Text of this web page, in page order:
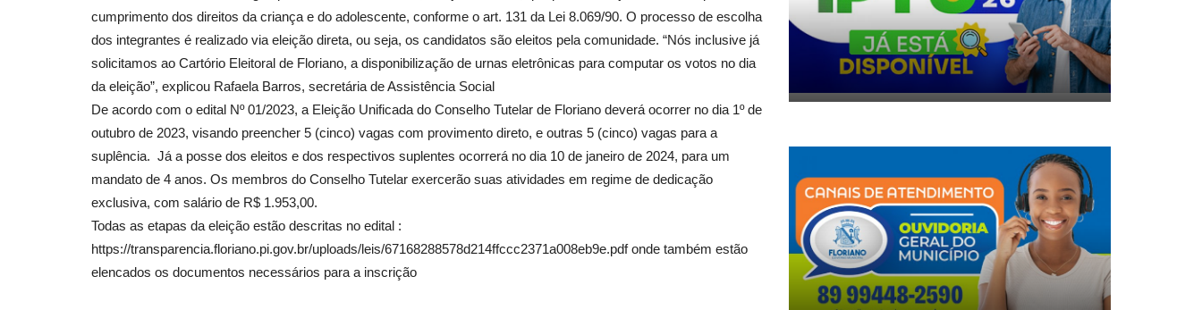
cumprimento dos direitos da criança e do adolescente, conforme o art. 131 da Lei 8.069/90. O processo de escolha
dos integrantes é realizado via eleição direta, ou seja, os candidatos são eleitos pela comunidade. “Nós inclusive já
solicitamos ao Cartório Eleitoral de Floriano, a disponibilização de urnas eletrônicas para computar os votos no dia
da eleição”, explicou Rafaela Barros, secretária de Assistência Social
De acordo com o edital Nº 01/2023, a Eleição Unificada do Conselho Tutelar de Floriano deverá ocorrer no dia 1º de
outubro de 2023, visando preencher 5 (cinco) vagas com provimento direto, e outras 5 (cinco) vagas para a
suplência. Já a posse dos eleitos e dos respectivos suplentes ocorrerá no dia 10 de janeiro de 2024, para um
mandato de 4 anos. Os membros do Conselho Tutelar exercerão suas atividades em regime de dedicação
exclusiva, com salário de R$ 1.953,00.
Todas as etapas da eleição estão descritas no edital :
https://transparencia.floriano.pi.gov.br/uploads/leis/67168288578d214ffccc2371a008eb9e.pdf onde também estão
elencados os documentos necessários para a inscrição